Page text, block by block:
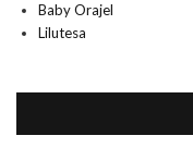
Baby Orajel
Lilutesa